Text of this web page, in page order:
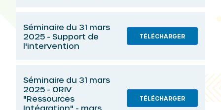
Séminaire du 31 mars
2025 - Support de
l'intervention
TÉLÉCHARGER
Séminaire du 31 mars
2025 - ORIV
"Ressources
Intégration" - mars
TÉLÉCHARGER